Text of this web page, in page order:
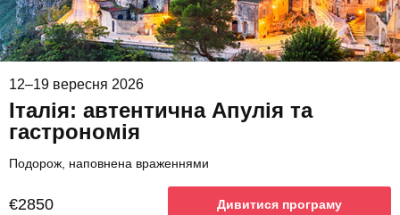
12–19 вересня 2026
Італія: автентична Апулія та
гастрономія
Подорож, наповнена враженнями
€2850 Дивитися програму